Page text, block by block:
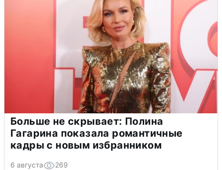
Больше не скрывает: Полина
Гагарина показала романтичные
кадры с новым избранником
6 августа 269